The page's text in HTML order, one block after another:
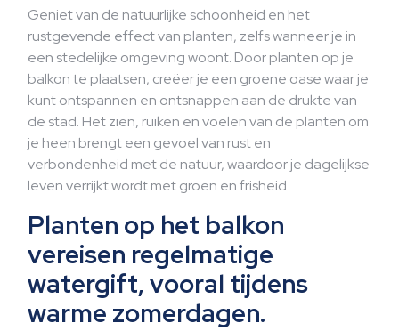
Geniet van de natuurlijke schoonheid en het
rustgevende effect van planten, zelfs wanneer je in
een stedelijke omgeving woont. Door planten op je
balkon te plaatsen, creëer je een groene oase waar je
kunt ontspannen en ontsnappen aan de drukte van
de stad. Het zien, ruiken en voelen van de planten om
je heen brengt een gevoel van rust en
verbondenheid met de natuur, waardoor je dagelijkse
leven verrijkt wordt met groen en frisheid.
Planten op het balkon
vereisen regelmatige
watergift, vooral tijdens
warme zomerdagen.